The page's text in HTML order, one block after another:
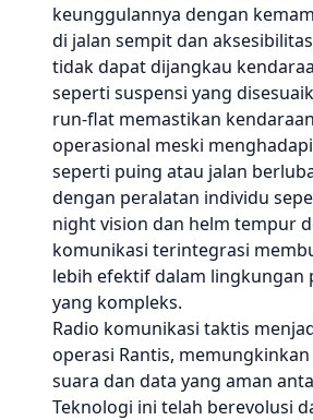
keunggulannya dengan
di jalan sempit dan
tidak dapat dijangkau
seperti suspensi yang
run-flat memastikan
operasional meski
seperti puing atau jalan
dengan peralatan individu
night vision dan helm tempur
komunikasi terintegrasi
lebih efektif dalam lingkungan
yang kompleks.
Radio komunikasi taktis
operasi Rantis,
suara dan data yang aman
Teknologi ini telah berevolusi